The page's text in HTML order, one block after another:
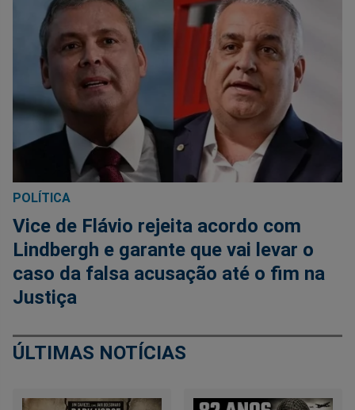
POLÍTICA
Vice de Flávio rejeita acordo com
Lindbergh e garante que vai levar o
caso da falsa acusação até o fim na
Justiça
ÚLTIMAS NOTÍCIAS